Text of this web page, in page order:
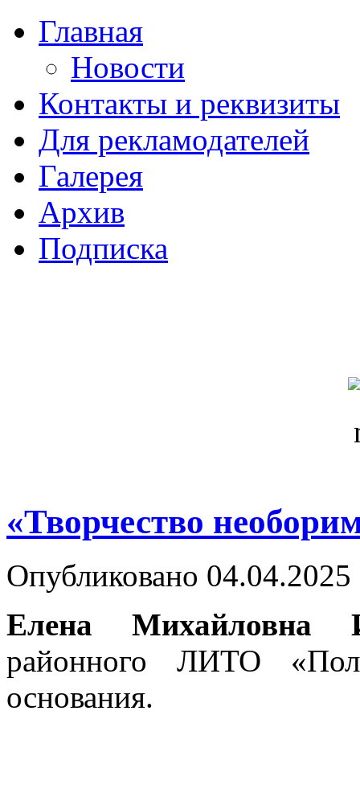
Главная
Новости
Контакты и реквизиты
Для рекламодателей
Галерея
Архив
Подписка
«Творчество
Опубликовано
Елена Михайловна
районного ЛИТО
основания.